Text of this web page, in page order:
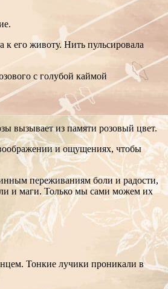
к его животу. Нить пульсировала
с голубой каймой
вызывает из памяти розовый цвет.
и ощущениях, чтобы
переживаниям боли и радости,
и маги. Только мы сами можем их
Тонкие лучики проникали в